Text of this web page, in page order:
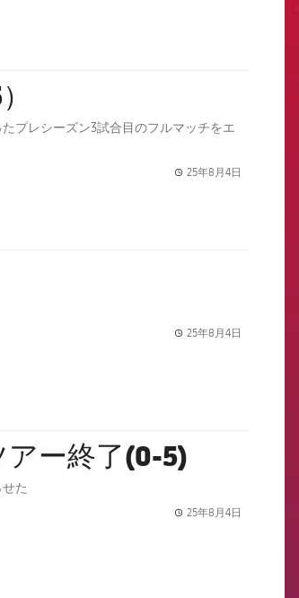
プレシーズン3試合目のフルマッチをエ
25年8月4日
25年8月4日
アー終了(0-5)
た
25年8月4日